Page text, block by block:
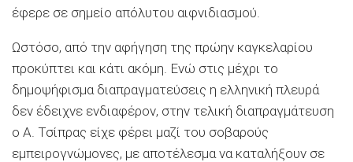
έφερε σε σημείο απόλυτου αιφνιδιασμού.
Ωστόσο, από την αφήγηση της πρώην καγκελαρίου
προκύπτει και κάτι ακόμη. Ενώ στις μέχρι το
δημοψήφισμα διαπραγματεύσεις η ελληνική πλευρά
δεν έδειχνε ενδιαφέρον, στην τελική διαπραγμάτευση
ο Α. Τσίπρας είχε φέρει μαζί του σοβαρούς
εμπειρογνώμονες, με αποτέλεσμα να καταλήξουν σε